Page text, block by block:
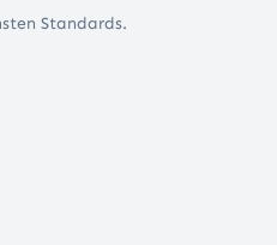
Standards.